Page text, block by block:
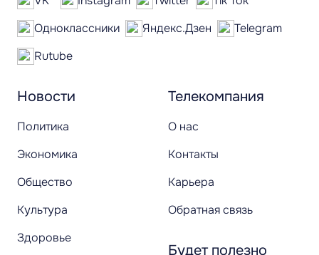
Новости
Политика
Экономика
Общество
Культура
Здоровье
Телекомпания
О нас
Контакты
Карьера
Обратная связь
Будет полезно
Одноклассники
Яндекс.Дзен
Telegram
Rutube